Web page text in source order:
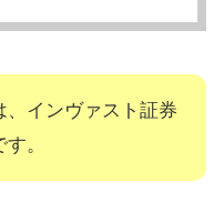
、インヴァスト証券
。